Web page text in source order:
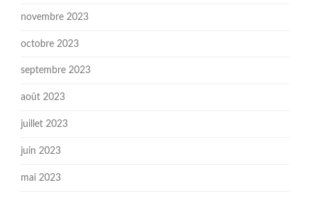
novembre 2023
octobre 2023
septembre 2023
août 2023
juillet 2023
juin 2023
mai 2023